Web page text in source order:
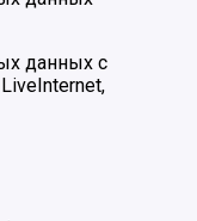
данных с